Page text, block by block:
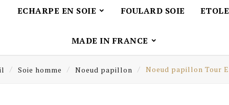
ECHARPE EN SOIE FOULARD SOIE
MADE IN FRANCE
Soie homme Noeud papillon Noeud papillon Tour